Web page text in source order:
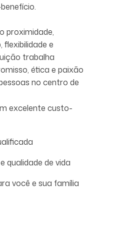
proximidade,
e
trabalha
ética e paixão
no centro de
excelente custo-
qualidade de vida
você e sua família